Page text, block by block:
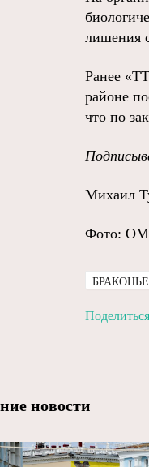
лишения
Ранее
районе
что по
Михаил
Фото:
Поделиться
новости